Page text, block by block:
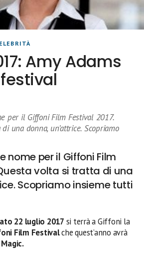
Amy Adams
per il Giffoni Film Festival 2017.
una donna, un’attrice. Scopriamo
nome per il Giffoni Film
volta si tratta di una
Scopriamo insieme tutti
22 luglio 2017 si terrà a Giffoni la
Film Festivalche quest’anno avrà